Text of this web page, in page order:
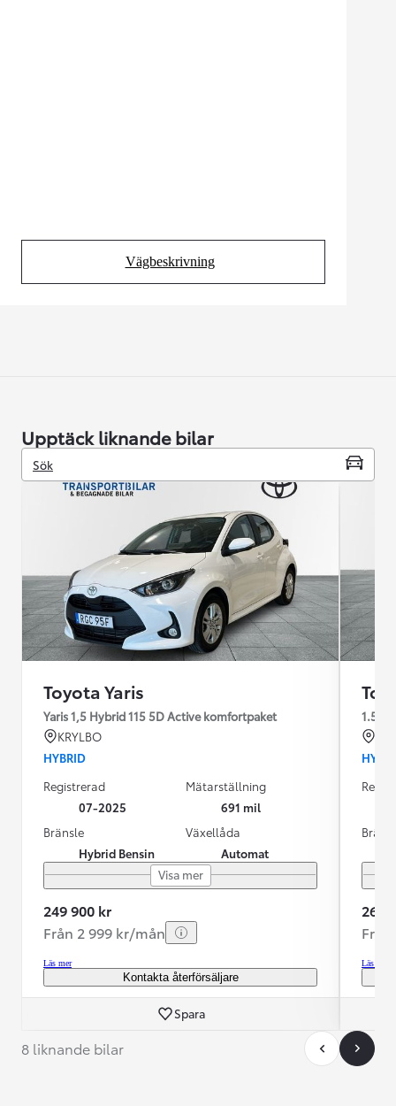
Vägbeskrivning
(Opens in new tab)
Upptäck liknande bilar
Sök
Toyota Yaris
Yaris 1,5 Hybrid 115 5D Active komfortpaket
KRYLBO
HYBRID
Registrerad
07-2025
Mätarställning
691 mil
Bränsle
Hybrid Bensin
Växellåda
Automat
Visa mer
249 900 kr
Från 2 999 kr/mån
Läs mer
Kontakta återförsäljare
Spara
269
Läs mer
8 liknande bilar